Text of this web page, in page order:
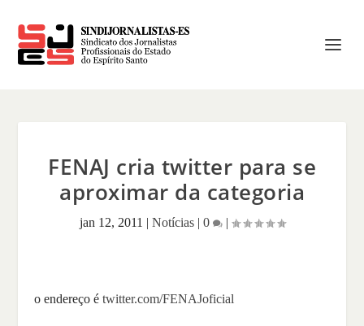
FENAJ cria twitter para se
aproximar da categoria
jan 12, 2011 | Notícias| 0 |
o endereço étwitter.com/FENAJoficial